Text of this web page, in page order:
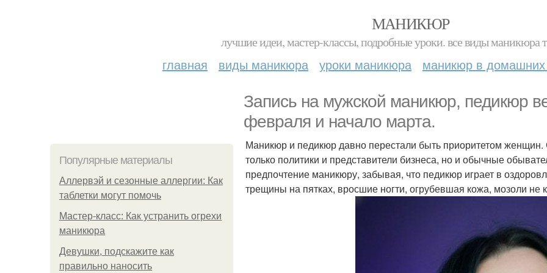
МАНИКЮР
лучшие идеи, мастер-классы, подробные уроки. все виды маникюра
главная виды маникюра уроки маникюра маникюр в домашних
Запись на мужской маникюр, педикюр
февраля и начало марта.
Популярные материалы
Аллервэй и сезонные аллергии: Как
таблетки могут помочь
Мастер-класс: Как устранить огрехи
маникюра
Девушки, подскажите как
правильно наносить
Маникюр и педикюр давно перестали быть приоритетом
только политики и представители бизнеса, но и обычные
предпочтение маникюру, забывая, что педикюр играет в
трещины на пятках, вросшие ногти, огрубевшая кожа, мозоли